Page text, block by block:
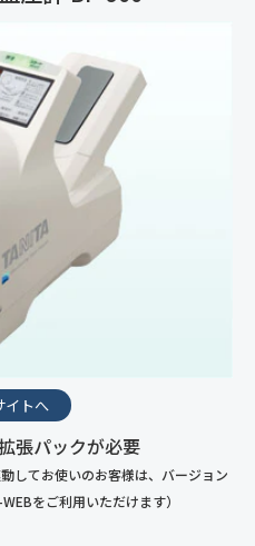
イトへ
張パックが必要
してお使いのお客様は、バージョン
をご利用いただけます）